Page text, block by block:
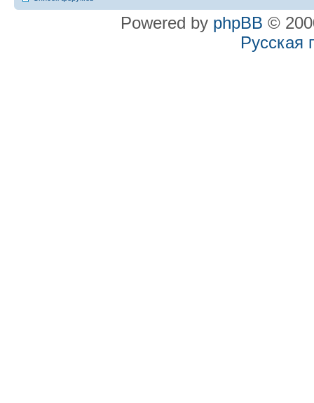
Powered by phpBB ©
Русская